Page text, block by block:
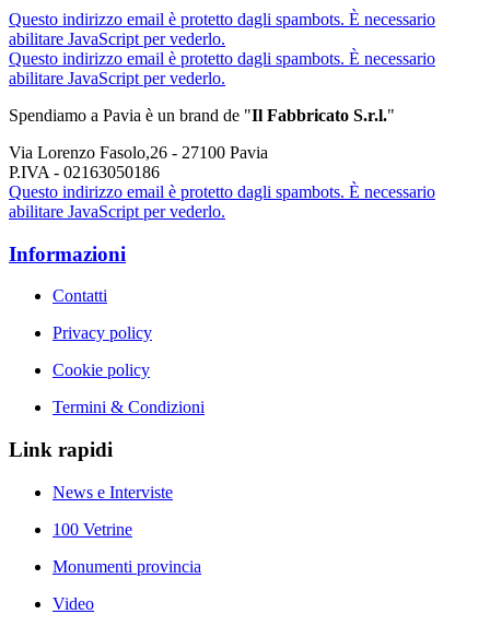
Questo indirizzo email è protetto dagli spambots. È necessario
abilitare JavaScript per vederlo.
Questo indirizzo email è protetto dagli spambots. È necessario
abilitare JavaScript per vederlo.
Spendiamo a Pavia è un brand de "Il Fabbricato S.r.l."
Via Lorenzo Fasolo,26 - 27100 Pavia
P.IVA - 02163050186
Questo indirizzo email è protetto dagli spambots. È necessario
abilitare JavaScript per vederlo.
Informazioni
Contatti
Privacy policy
Cookie policy
Termini & Condizioni
Link rapidi
News e Interviste
100 Vetrine
Monumenti provincia
Video